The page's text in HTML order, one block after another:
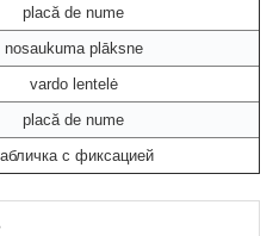
placă de nume
nosaukuma plāksne
vardo lentelė
placă de nume
с фиксацией